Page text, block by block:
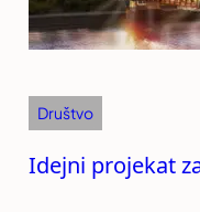
Društvo
Idejni projekat